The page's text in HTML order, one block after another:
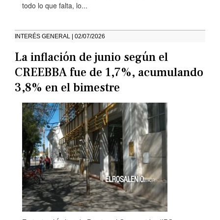
todo lo que falta, lo...
INTERÉS GENERAL | 02/07/2026
La inflación de junio según el
CREEBBA fue de 1,7%, acumulando
3,8% en el bimestre